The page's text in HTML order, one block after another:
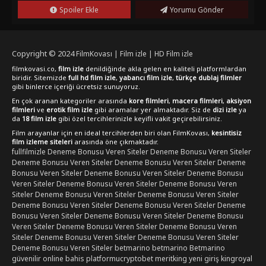
Spoiler Ekle Yorumu Gönder
Copyright © 2024FilmKovası | Film izle | HD Film izle
filmkovasi.co, film izle denildiğinde akla gelen en kaliteli platformlardan
biridir. Sitemizde full hd film izle, yabancı film izle, türkçe dublaj filmler
gibi binlerce içeriği ücretsiz sunuyoruz.
En çok aranan kategoriler arasında kore filmleri, macera filmleri, aksiyon
filmleri ve erotik film izle gibi aramalar yer almaktadır. Siz de dizi izle ya
da 18 film izle gibi özel tercihlerinizle keyifli vakit geçirebilirsiniz.
Film arayanlar için en ideal tercihlerden biri olan FilmKovası, kesintisiz
film izleme siteleri arasında öne çıkmaktadır.
fullfilmizle Deneme Bonusu Veren SitelerDeneme Bonusu Veren Siteler
Deneme Bonusu Veren SitelerDeneme Bonusu Veren SitelerDeneme
Bonusu Veren SitelerDeneme Bonusu Veren SitelerDeneme Bonusu
Veren SitelerDeneme Bonusu Veren SitelerDeneme Bonusu Veren
SitelerDeneme Bonusu Veren SitelerDeneme Bonusu Veren Siteler
Deneme Bonusu Veren SitelerDeneme Bonusu Veren SitelerDeneme
Bonusu Veren SitelerDeneme Bonusu Veren SitelerDeneme Bonusu
Veren SitelerDeneme Bonusu Veren SitelerDeneme Bonusu Veren
SitelerDeneme Bonusu Veren SitelerDeneme Bonusu Veren Siteler
Deneme Bonusu Veren Sitelerbetmarino betmarino Betmarino
güvenilir online bahis platformucryptobetmeritking yeni girişkingroyal